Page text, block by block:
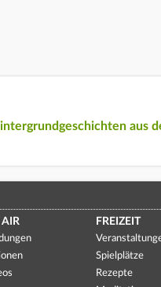
aus
FREIZEIT
Spielplätze
Rezepte